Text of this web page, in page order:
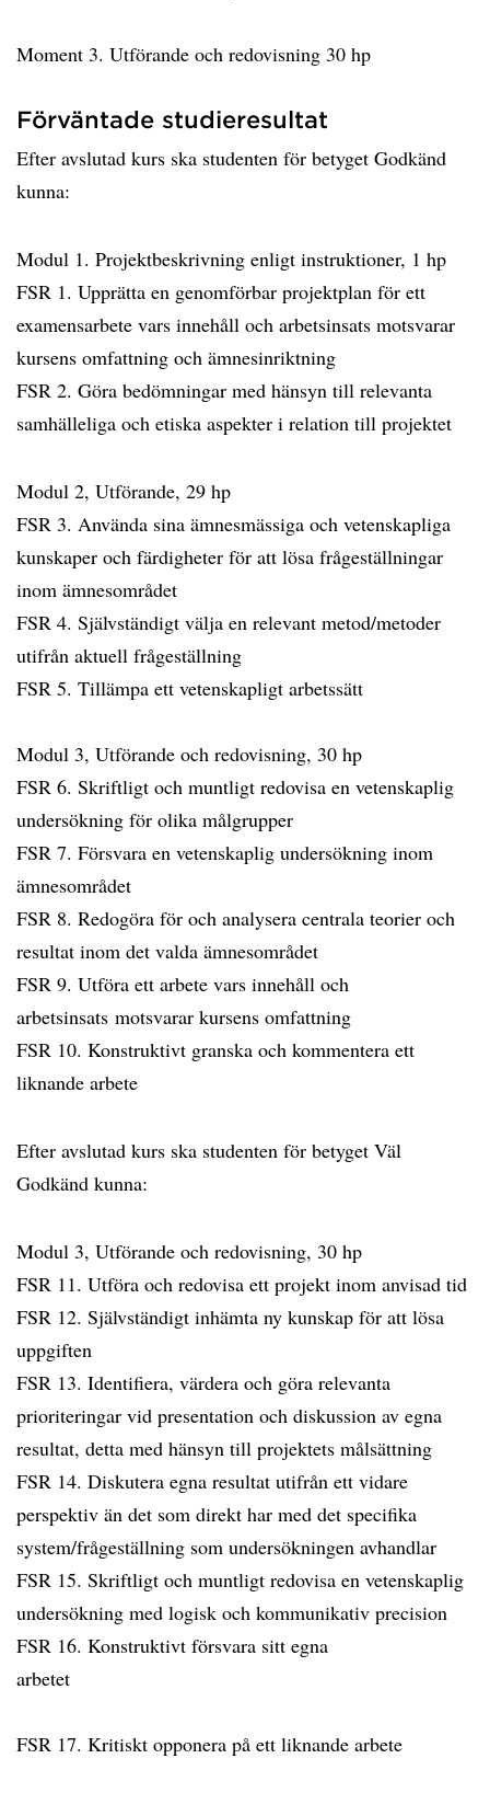
Moment 3. Utförande och redovisning 30 hp
Förväntade studieresultat
Efter avslutad kurs ska studenten för betyget Godkänd
kunna:
Modul 1. Projektbeskrivning enligt instruktioner, 1 hp
FSR 1. Upprätta en genomförbar projektplan för ett
examensarbete vars innehåll och arbetsinsats motsvarar
kursens omfattning och ämnesinriktning
FSR 2. Göra bedömningar med hänsyn till relevanta
samhälleliga och etiska aspekter i relation till projektet
Modul 2, Utförande, 29 hp
FSR 3. Använda sina ämnesmässiga och vetenskapliga
kunskaper och färdigheter för att lösa frågeställningar
inom ämnesområdet
FSR 4. Självständigt välja en relevant metod/metoder
utifrån aktuell frågeställning
FSR 5. Tillämpa ett vetenskapligt arbetssätt
Modul 3, Utförande och redovisning, 30 hp
FSR 6. Skriftligt och muntligt redovisa en vetenskaplig
undersökning för olika målgrupper
FSR 7. Försvara en vetenskaplig undersökning inom
ämnesområdet
FSR 8. Redogöra för och analysera centrala teorier och
resultat inom det valda ämnesområdet
FSR 9. Utföra ett arbete vars innehåll och
arbetsinsats motsvarar kursens omfattning
FSR 10. Konstruktivt granska och kommentera ett
liknande arbete
Efter avslutad kurs ska studenten för betyget Väl
Godkänd kunna:
Modul 3, Utförande och redovisning, 30 hp
FSR 11. Utföra och redovisa ett projekt inom anvisad tid
FSR 12. Självständigt inhämta ny kunskap för att lösa
uppgiften
FSR 13. Identifiera, värdera och göra relevanta
prioriteringar vid presentation och diskussion av egna
resultat, detta med hänsyn till projektets målsättning
FSR 14. Diskutera egna resultat utifrån ett vidare
perspektiv än det som direkt har med det specifika
system/frågeställning som undersökningen avhandlar
FSR 15. Skriftligt och muntligt redovisa en vetenskaplig
undersökning med logisk och kommunikativ precision
FSR 16. Konstruktivt försvara sitt egna
arbetet
FSR 17. Kritiskt opponera på ett liknande arbete